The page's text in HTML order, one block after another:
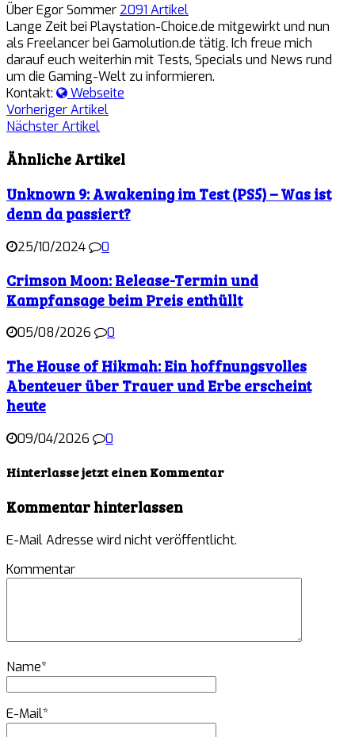
Über Egor Sommer 2091 Artikel
Lange Zeit bei Playstation-Choice.de mitgewirkt und nun
als Freelancer bei Gamolution.de tätig. Ich freue mich
darauf euch weiterhin mit Tests, Specials und News rund
um die Gaming-Welt zu informieren.
Kontakt:
Webseite
Vorheriger Artikel
Nächster Artikel
Ähnliche Artikel
Unknown 9: Awakening im Test (PS5) – Was ist
denn da passiert?
25/10/2024 0
Crimson Moon: Release-Termin und
Kampfansage beim Preis enthüllt
05/08/2026 0
The House of Hikmah: Ein hoffnungsvolles
Abenteuer über Trauer und Erbe erscheint
heute
09/04/2026 0
Hinterlasse jetzt einen Kommentar
Kommentar hinterlassen
E-Mail Adresse wird nicht veröffentlicht.
Kommentar
Name*
E-Mail*